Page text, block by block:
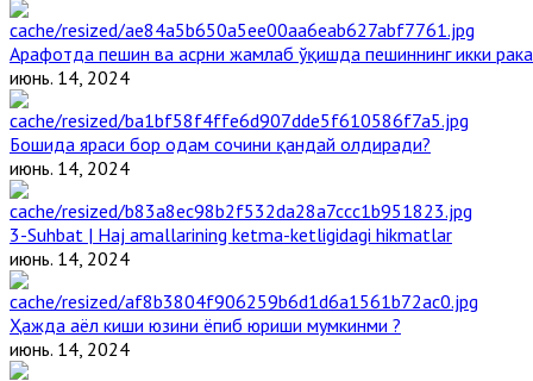
Арафотда пешин ва асрни жамлаб ўқишда пешиннинг икки
июнь. 14, 2024
Бошида яраси бор одам сочини қандай олдиради?
июнь. 14, 2024
3-Suhbat | Haj amallarining ketma-ketligidagi hikmatlar
июнь. 14, 2024
Ҳажда аёл киши юзини ёпиб юриши мумкинми ?
июнь. 14, 2024